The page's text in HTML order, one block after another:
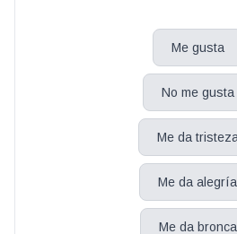
Me gusta
No me gusta
Me da
Me da alegría
Me da bronca